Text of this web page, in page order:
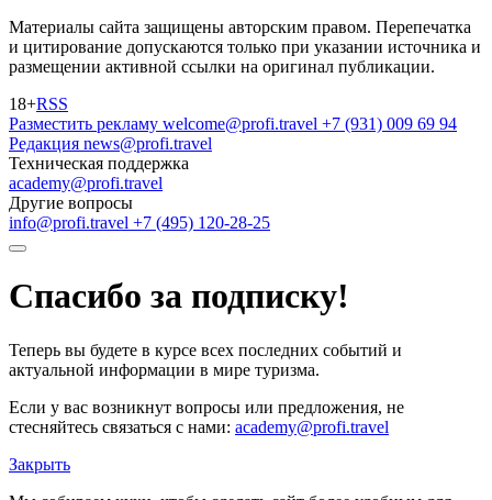
Материалы сайта защищены авторским правом. Перепечатка
и цитирование допускаются только при указании источника и
размещении активной ссылки на оригинал публикации.
18+RSS
Разместить рекламу welcome@profi.travel +7 (931) 009 69 94
Редакция news@profi.travel
Техническая поддержка
academy@profi.travel
Другие вопросы
info@profi.travel +7 (495) 120-28-25
Спасибо за подписку!
Теперь вы будете в курсе всех последних событий и
актуальной информации в мире туризма.
Если у вас возникнут вопросы или предложения, не
стесняйтесь связаться с нами: academy@profi.travel
Закрыть